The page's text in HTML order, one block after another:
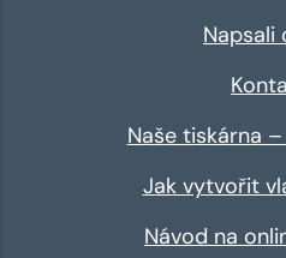
Napsali
Naše tiskárna
Jak vytvořit
Návod na